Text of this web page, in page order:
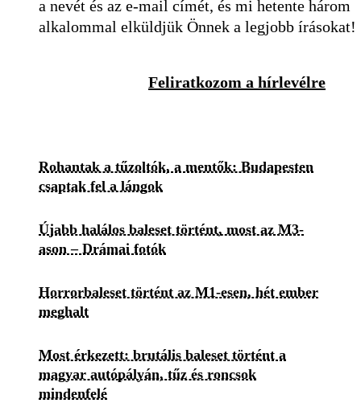
a nevét és az e-mail címét, és mi hetente három
alkalommal elküldjük Önnek a legjobb írásokat!
Feliratkozom a hírlevélre
Rohantak a tűzoltók, a mentők: Budapesten
csaptak fel a lángok
Újabb halálos baleset történt, most az M3-
ason – Drámai fotók
Horrorbaleset történt az M1-esen, hét ember
meghalt
Most érkezett: brutális baleset történt a
magyar autópályán, tűz és roncsok
mindenfelé